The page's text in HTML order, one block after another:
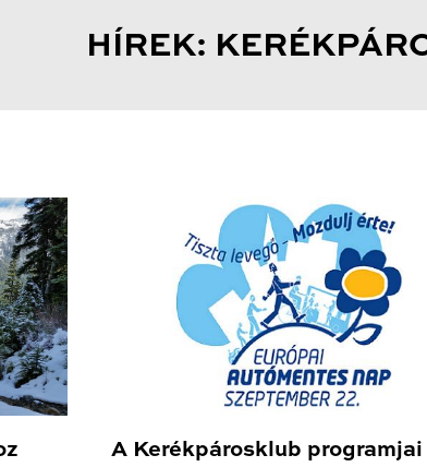
HÍREK:
A Kerékpárosklub programjai